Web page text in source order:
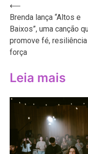
Navegação
de
Post
⟵
Brenda lança “Altos e
Baixos”, uma canção
promove fé, resiliência
força
Leia mais